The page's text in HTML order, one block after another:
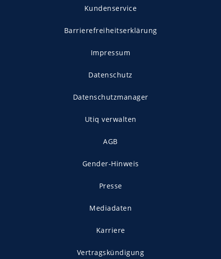
Kundenservice
Barrierefreiheitserklärung
Impressum
Datenschutz
Datenschutzmanager
Utiq verwalten
AGB
Gender-Hinweis
Presse
Mediadaten
Karriere
Vertragskündigung